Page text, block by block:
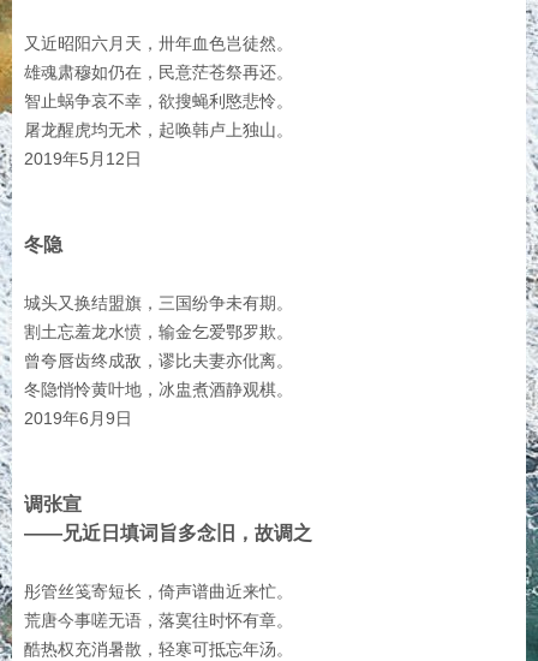
又近昭阳六月天，卅年血色岂徒然。
雄魂肃穆如仍在，民意茫苍祭再还。
智止蜗争哀不幸，欲搜蝇利愍悲怜。
屠龙醒虎均无术，起唤韩卢上独山。
2019年5月12日
冬隐
城头又换结盟旗，三国纷争未有期。
割土忘羞龙水愤，输金乞爱鄂罗欺。
曾夸唇齿终成敌，谬比夫妻亦仳离。
冬隐悄怜黄叶地，冰盅煮酒静观棋。
2019年6月9日
调张宣
——兄近日填词旨多念旧，故调之
彤管丝笺寄短长，倚声谱曲近来忙。
荒唐今事嗟无语，落寞往时怀有章。
酷热权充消暑散，轻寒可抵忘年汤。